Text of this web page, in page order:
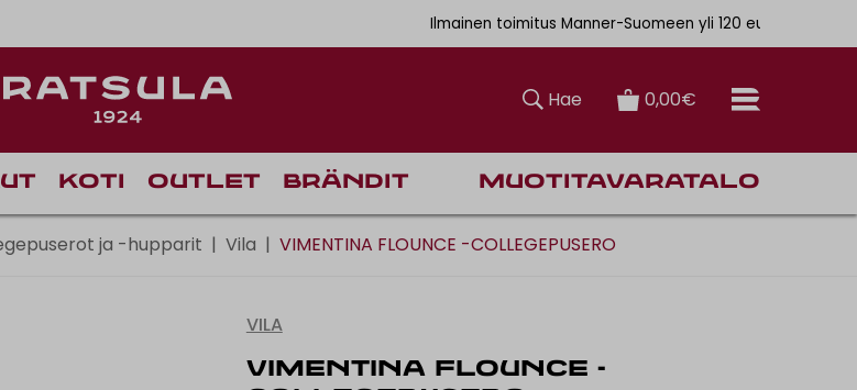
Ilmainen toimitus Manner-Suomeen yli 120 euron tilauksiin
Hae 0,00€
Koti Outlet Brändit Muotitavaratalo
ja -hupparit | Vila | VIMENTINA FLOUNCE -COLLEGEPUSERO
VILA
VIMENTINA FLOUNCE -